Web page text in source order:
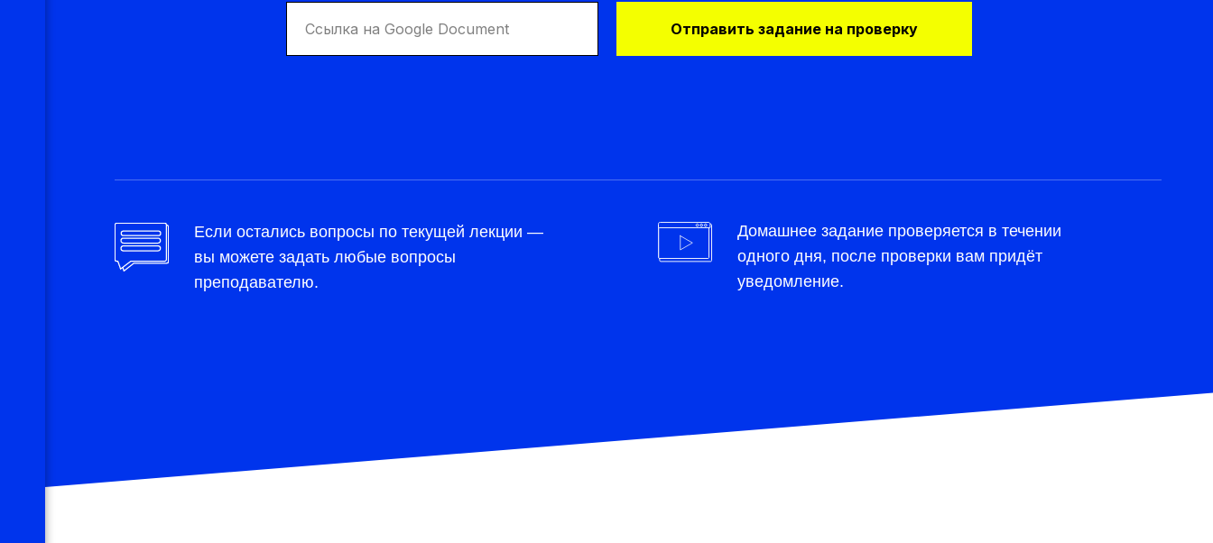
Отправить задание на проверку
Если остались вопросы по текущей лекции —
вы можете задать любые вопросы
преподавателю.
Домашнее задание проверяется в течении
одного дня, после проверки вам придёт
уведомление.